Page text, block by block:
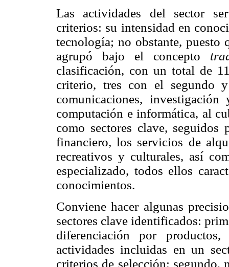
Las actividades del sector
criterios: su intensidad en
tecnología; no obstante, puesto
agrupó bajo el concepto
clasificación, con un total de
criterio, tres con el segundo
comunicaciones,
computación e informática, al
como sectores clave, seguidos
financiero, los servicios de
recreativos y culturales, así
especializado, todos ellos
conocimientos.
Conviene hacer algunas
sectores clave identificados:
diferenciación por
actividades incluidas en un
criterios de selección; segundo,